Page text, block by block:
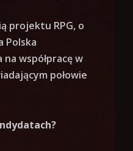
projektu RPG, o
Polska
współpracę w
połowie